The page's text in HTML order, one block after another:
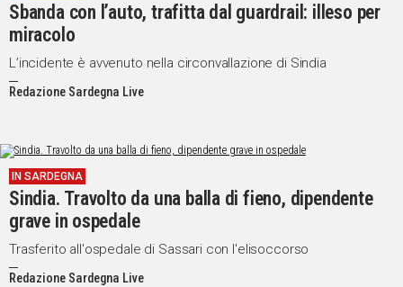
UNISCITI
WHATSAPP
Social
Sbanda con l’auto, trafitta dal guardrail: illeso per
miracolo
L’incidente è avvenuto nella circonvallazione di Sindia
Redazione Sardegna Live
IN SARDEGNA
Sindia. Travolto da una balla di fieno, dipendente
grave in ospedale
Trasferito all'ospedale di Sassari con l'elisoccorso
Redazione Sardegna Live